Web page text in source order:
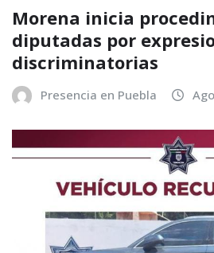
Morena inicia
diputadas por
discriminatorias
Presencia en Puebla